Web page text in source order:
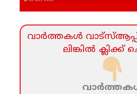
വാര്‍ത്തകള്‍
ലിങ്കില്‍ ക്ലിക്ക്‌